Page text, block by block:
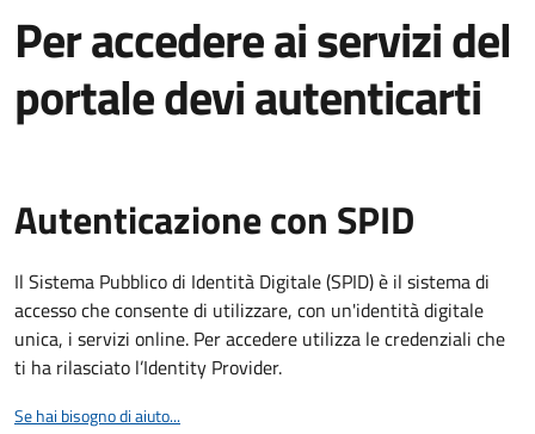
Per accedere ai servizi del
portale devi autenticarti
Autenticazione con SPID
Il Sistema Pubblico di Identità Digitale (SPID) è il sistema di
accesso che consente di utilizzare, con un'identità digitale
unica, i servizi online. Per accedere utilizza le credenziali che
ti ha rilasciato l’Identity Provider.
Se hai bisogno di aiuto...